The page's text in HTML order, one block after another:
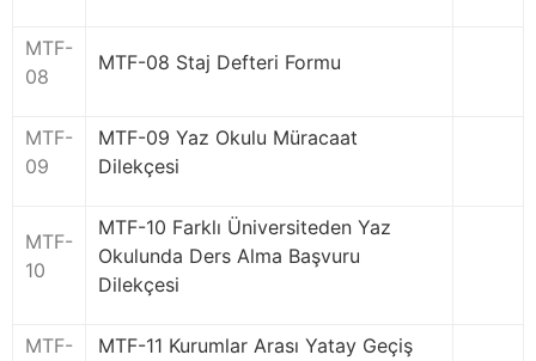
MTF-
08
MTF-08 Staj Defteri Formu
MTF-
09
MTF-09 Yaz Okulu Müracaat
Dilekçesi
MTF-
10
MTF-10 Farklı Üniversiteden Yaz
Okulunda Ders Alma Başvuru
Dilekçesi
MTF-
MTF-11 Kurumlar Arası Yatay Geçiş